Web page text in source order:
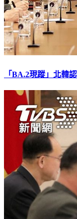
「BA.2現蹤」北韓